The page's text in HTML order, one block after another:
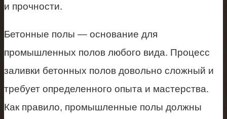
и прочности.
Бетонные полы — основание для
промышленных полов любого вида. Процесс
заливки бетонных полов довольно сложный и
требует определенного опыта и мастерства.
Как правило, промышленные полы должны